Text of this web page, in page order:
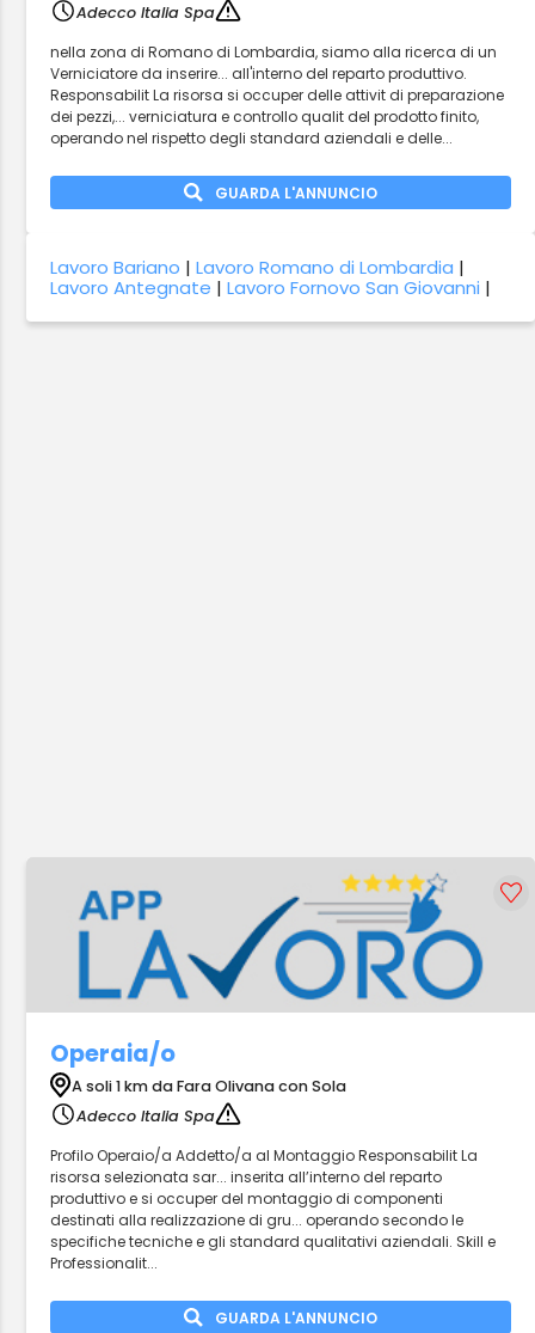
Adecco Italia Spa
nella zona di Romano di Lombardia, siamo alla ricerca di un
Verniciatore da inserire... all'interno del reparto produttivo.
Responsabilit La risorsa si occuper delle attivit di preparazione
dei pezzi,... verniciatura e controllo qualit del prodotto finito,
operando nel rispetto degli standard aziendali e delle...
GUARDA L'ANNUNCIO
Lavoro Bariano |Lavoro Romano di Lombardia |
Lavoro Antegnate |Lavoro Fornovo San Giovanni |
Operaia/o
A soli 1 km da Fara Olivana con Sola
Adecco Italia Spa
Profilo Operaio/a Addetto/a al Montaggio Responsabilit La
risorsa selezionata sar... inserita all’interno del reparto
produttivo e si occuper del montaggio di componenti
destinati alla realizzazione di gru... operando secondo le
specifiche tecniche e gli standard qualitativi aziendali. Skill e
Professionalit...
GUARDA L'ANNUNCIO